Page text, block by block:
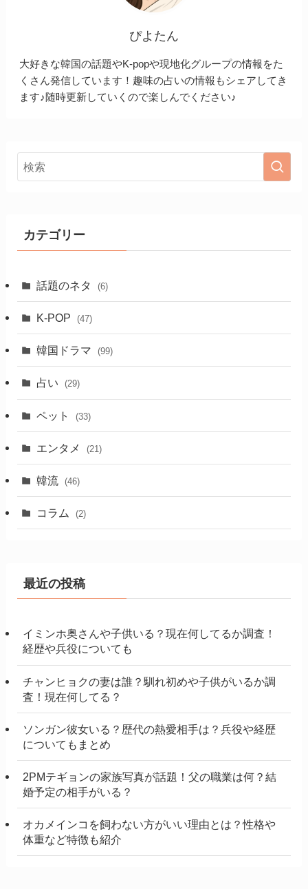
ぴよたん
大好きな韓国の話題やK-popや現地化グループの情報をた
くさん発信しています！趣味の占いの情報もシェアしてき
ます♪随時更新していくので楽しんでください♪
カテゴリー
話題のネタ (6)
K-POP (47)
韓国ドラマ (99)
占い (29)
ペット (33)
エンタメ (21)
韓流 (46)
コラム (2)
最近の投稿
イミンホ奥さんや子供いる？現在何してるか調査！
経歴や兵役についても
チャンヒョクの妻は誰？馴れ初めや子供がいるか調
査！現在何してる？
ソンガン彼女いる？歴代の熱愛相手は？兵役や経歴
についてもまとめ
2PMテギョンの家族写真が話題！父の職業は何？結
婚予定の相手がいる？
オカメインコを飼わない方がいい理由とは？性格や
体重など特徴も紹介